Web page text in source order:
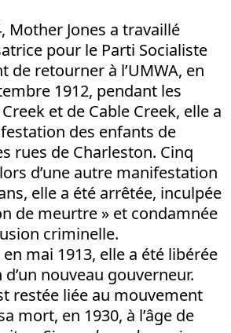
Mother Jones a travaillé
pour le Parti Socialiste
de retourner à l’UMWA, en
1912, pendant les
et de Cable Creek, elle a
des enfants de
rues de Charleston. Cinq
d’une autre manifestation
elle a été arrêtée, inculpée
de meurtre » et condamnée
criminelle.
mai 1913, elle a été libérée
d’un nouveau gouverneur.
restée liée au mouvement
mort, en 1930, à l’âge de